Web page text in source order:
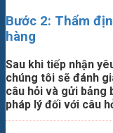
Bước 2: Thẩm
hàng
Sau khi tiếp nhận
chúng tôi sẽ đánh
câu hỏi và gửi bảng
pháp lý đối với câu